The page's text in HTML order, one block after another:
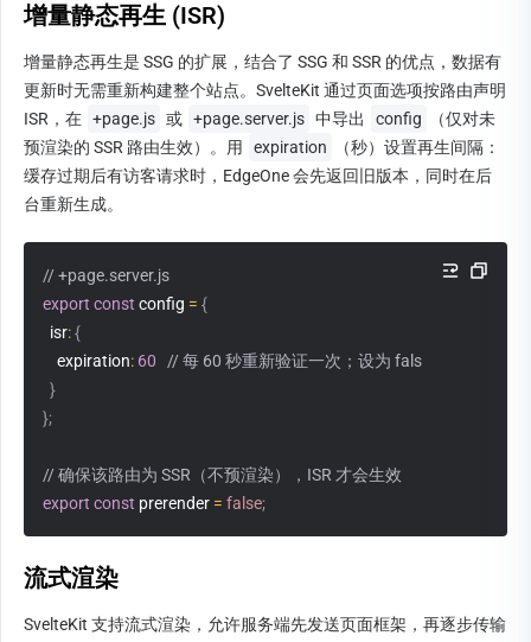
增量静态再生 (ISR)
增量静态再生是 SSG 的扩展，结合了 SSG 和 SSR 的优点，数据有
更新时无需重新构建整个站点。SvelteKit 通过页面选项按路由声明
ISR，在 +page.js 或 +page.server.js 中导出 config
（仅对未
预渲染的 SSR 路由生效）。用
expiration
（秒）设置再生间隔：
缓存过期后有访客请求时，EdgeOne 会先返回旧版本，同时在后
台重新生成。
// +page.server.js
export const config = {
isr:{
expiration: 60
// 每 60 秒重新验证一次；设为 false 则长期缓存
}
};
// 确保该路由为 SSR（不预渲染），ISR 才会生效
export const prerender = false;
流式渲染
SvelteKit 支持流式渲染，允许服务端先发送页面框架，再逐步传输